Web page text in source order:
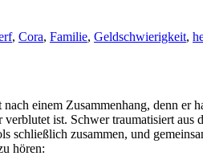
, Cora, Familie, Geldschwierigkeit,
einem Zusammenhang, denn
ist. Schwer traumatisiert
zusammen, und
hören: